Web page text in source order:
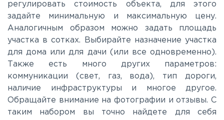
Носовихинское
Пятницкое
Рублево-Успенское
регулировать стоимость объекта, для этого
задайте минимальную и максимальную цену.
Аналогичным образом можно задать площадь
участка в сотках. Выбирайте назначение участка
для дома или для дачи (или все одновременно).
Также есть много других параметров:
коммуникации (свет, газ, вода), тип дороги,
наличие инфраструктуры и многое другое.
Обращайте внимание на фотографии и отзывы. С
таким набором вы точно найдете для себя